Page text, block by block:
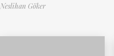
Neslihan Göker